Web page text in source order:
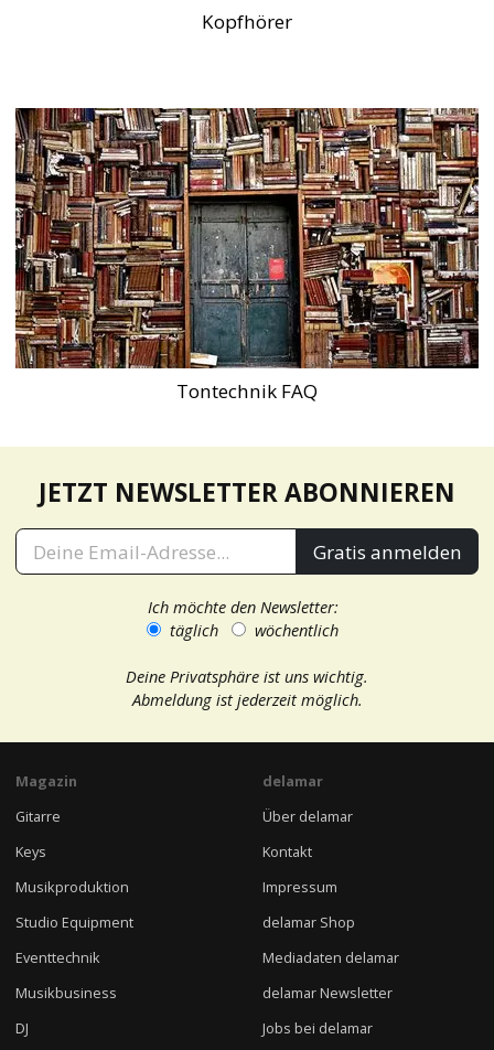
Kopfhörer
Tontechnik FAQ
JETZT NEWSLETTER ABONNIEREN
Gratis anmelden
Ich möchte den Newsletter:
täglich
wöchentlich
Deine Privatsphäre ist uns wichtig.
Abmeldung ist jederzeit möglich.
Magazin
Gitarre
Keys
Musikproduktion
Studio Equipment
Eventtechnik
Musikbusiness
DJ
delamar
Über delamar
Kontakt
Impressum
delamar Shop
Mediadaten delamar
delamar Newsletter
Jobs bei delamar